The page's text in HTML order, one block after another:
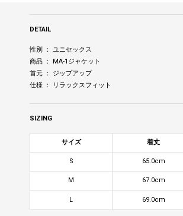
DETAIL
性別 ： ユニセックス
商品 ： MA-1ジャケット
首元 ： ジップアップ
仕様 ： リラックスフィット
SIZING
サイズ 着丈
S 65.0cm
M 67.0cm
L 69.0cm